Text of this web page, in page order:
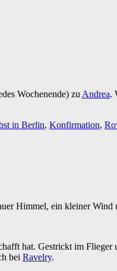
Wochenende) zu Andrea.
in Berlin, Konfirmation,
Himmel, ein kleiner Wind
hat. Gestrickt im
bei Ravelry.